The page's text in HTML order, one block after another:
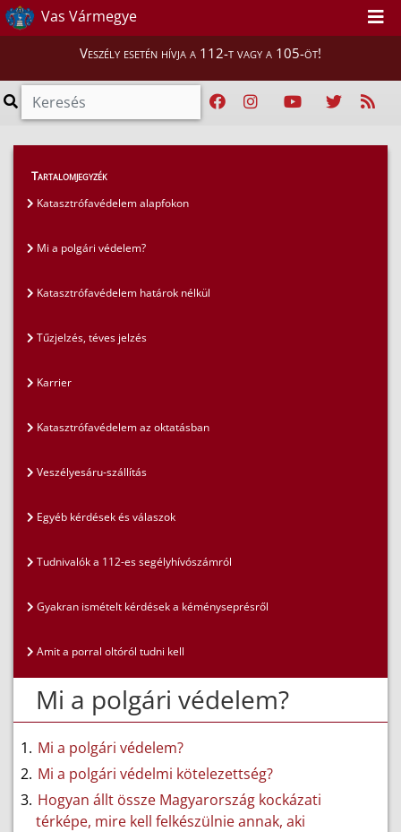
Vas Vármegye
Veszély esetén hívja a 112-t vagy a 105-öt!
GYIK > Gyakran ismételt kérdések
Mi a polgári védelem?
Tartalomjegyzék
Katasztrófavédelem alapfokon
Mi a polgári védelem?
Katasztrófavédelem határok nélkül
Tűzjelzés, téves jelzés
Karrier
Katasztrófavédelem az oktatásban
Veszélyesáru-szállítás
Egyéb kérdések és válaszok
Tudnivalók a 112-es segélyhívószámról
Gyakran ismételt kérdések a kéményseprésről
Amit a porral oltóról tudni kell
Mi a polgári védelem?
Mi a polgári védelem?
Mi a polgári védelmi kötelezettség?
Hogyan állt össze Magyarország kockázati
térképe, mire kell felkészülnie annak, aki